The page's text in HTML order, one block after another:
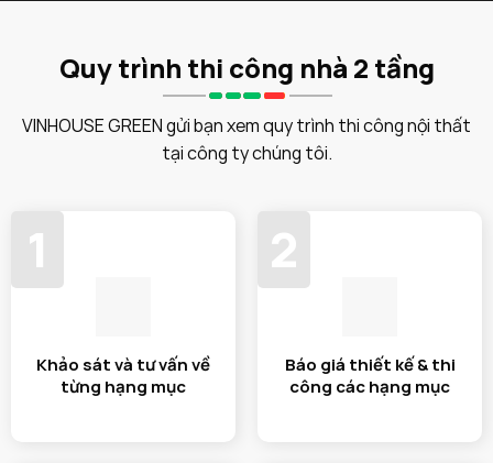
Quy trình thi công nhà 2 tầng
VINHOUSE GREEN gửi bạn xem quy trình thi công nội thất
tại công ty chúng tôi.
Khảo sát và tư vấn về
từng hạng mục
1
Báo giá thiết kế & thi
công các hạng mục
2